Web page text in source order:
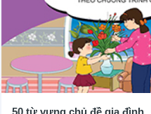
50 từ vựng chủ đề gia đình